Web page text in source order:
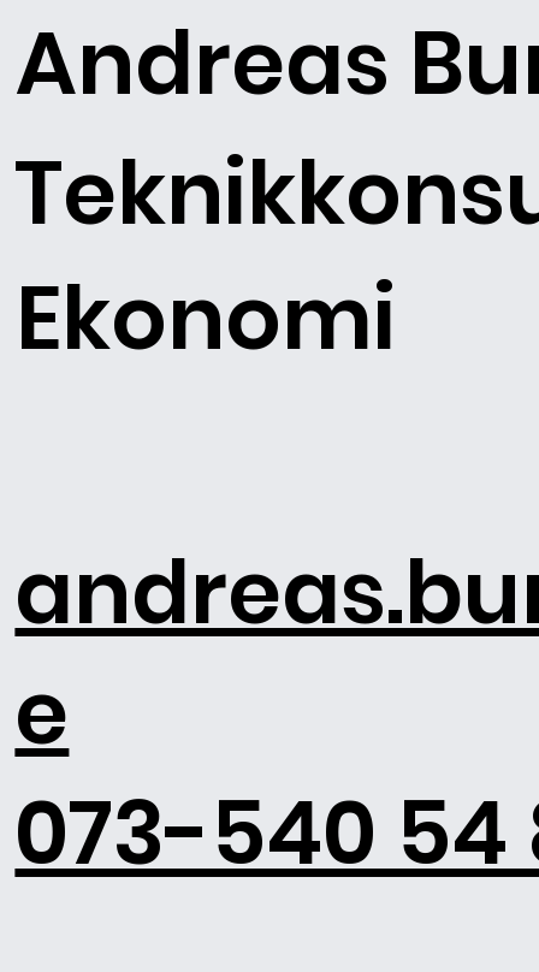
Andreas
Ekonomi
e
073-540 54